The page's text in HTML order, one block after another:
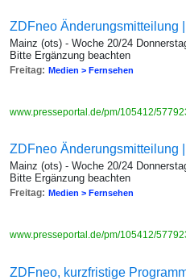
ZDFneo Änderungsmitteilung |
Mainz (ots) - Woche 20/24
Bitte Ergänzung beachten
Freitag: Medien > Fernsehen
www.presseportal.de/pm/105412/
ZDFneo Änderungsmitteilung |
Mainz (ots) - Woche 20/24
Bitte Ergänzung beachten
Freitag: Medien > Fernsehen
www.presseportal.de/pm/105412/
ZDFneo, kurzfristige